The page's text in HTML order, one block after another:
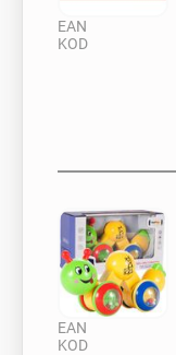
EAN
KOD
EAN
KOD